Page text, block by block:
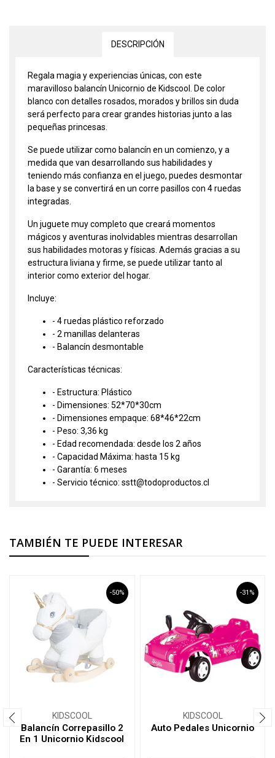
DESCRIPCIÓN
Regala magia y experiencias únicas, con este
maravilloso balancín Unicornio de Kidscool. De color
blanco con detalles rosados, morados y brillos sin duda
será perfecto para crear grandes historias junto a las
pequeñas princesas.
Se puede utilizar como balancín en un comienzo, y a
medida que van desarrollando sus habilidades y
teniendo más confianza en el juego, puedes desmontar
la base y se convertirá en un corre pasillos con 4 ruedas
integradas.
Un juguete muy completo que creará momentos
mágicos y aventuras inolvidables mientras desarrollan
sus habilidades motoras y físicas. Además gracias a su
estructura liviana y firme, se puede utilizar tanto al
interior como exterior del hogar.
Incluye:
- 4 ruedas plástico reforzado
- 2 manillas delanteras
- Balancín desmontable
Características técnicas:
- Estructura: Plástico
- Dimensiones: 52*70*30cm
- Dimensiones empaque: 68*46*22cm
- Peso: 3,36 kg
- Edad recomendada: desde los 2 años
- Capacidad Máxima: hasta 15 kg
- Garantía: 6 meses
- Servicio técnico: sstt@todoproductos.cl
TAMBIÉN TE PUEDE INTERESAR
-50%
KIDSCOOL
Balancín Correpasillo 2
En 1 Unicornio Kidscool
-31%
KIDSCOOL
Auto Pedales Unicornio